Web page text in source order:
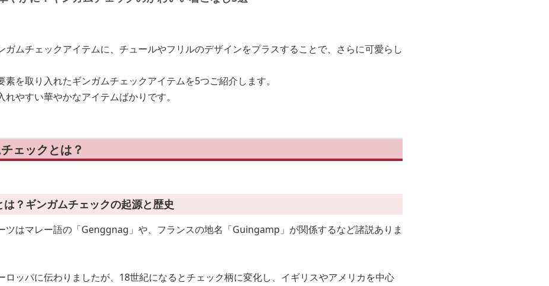
ガムチェックアイテムに、チュールやフリルのデザインをプラスすることで、さらに可愛らし
を取り入れたギンガムチェックアイテムを5つご紹介します。
やすい華やかなアイテムばかりです。
ェックとは？
？ギンガムチェックの起源と歴史
ツはマレー語の「Genggnag」や、フランスの地名「Guingamp」が関係するなど諸説ありま
ロッパに伝わりましたが、18世紀になるとチェック柄に変化し、イギリスやアメリカを中心